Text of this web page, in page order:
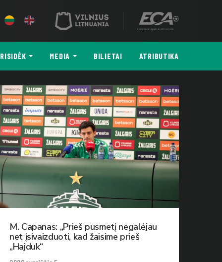
MEDIA BILIETAI ATRIBUTIKA
M. Capanas: „Prieš pusmetį negalėjau
net įsivaizduoti, kad žaisime prieš
„Hajduk“